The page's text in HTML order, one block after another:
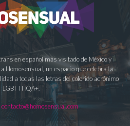
en español más visitado de México y
Homosensual, un espacio que celebra la
a todas las letras del colorido acrónimo
LGBTTTIQA+.
contacto@homosensual.com